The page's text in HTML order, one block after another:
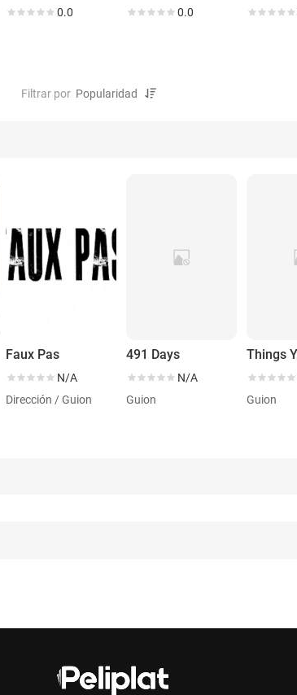
0.0 0.0
Filtrar por
Faux Pas
N/A
Dirección / Guion
491 Days
N/A
Guion
Guion